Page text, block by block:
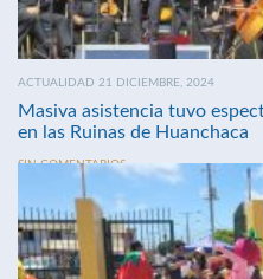
ACTUALIDAD 21 DICIEMBRE, 2024
Masiva asistencia tuvo
en las Ruinas de Huanchaca
SIN COMENTARIOS